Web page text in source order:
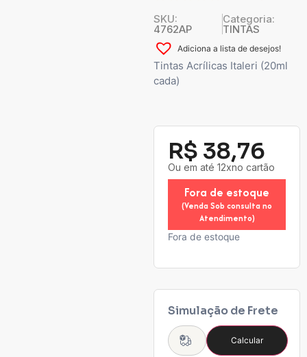
SKU:
4762AP
Categoria:
TINTAS
Adiciona a lista de desejos!
Tintas Acrílicas Italeri (20ml
cada)
R$ 38,76
Ou em até 12xno cartão
Fora de estoque
(Venda Sob consulta no
Atendimento)
Fora de estoque
Simulação de Frete
Calcular